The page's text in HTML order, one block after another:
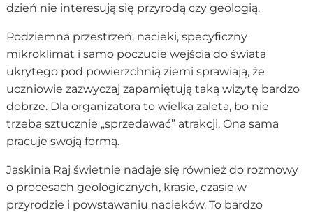
dzień nie interesują się przyrodą czy geologią.
Podziemna przestrzeń, nacieki, specyficzny
mikroklimat i samo poczucie wejścia do świata
ukrytego pod powierzchnią ziemi sprawiają, że
uczniowie zazwyczaj zapamiętują taką wizytę bardzo
dobrze. Dla organizatora to wielka zaleta, bo nie
trzeba sztucznie „sprzedawać” atrakcji. Ona sama
pracuje swoją formą.
Jaskinia Raj świetnie nadaje się również do rozmowy
o procesach geologicznych, krasie, czasie w
przyrodzie i powstawaniu nacieków. To bardzo